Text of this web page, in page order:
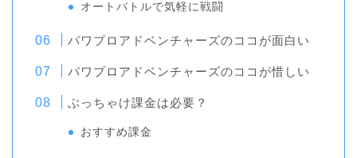
オートバトルで気軽に戦闘
パワプロアドベンチャーズのココが面白い
パワプロアドベンチャーズのココが惜しい
ぶっちゃけ課金は必要？
おすすめ課金